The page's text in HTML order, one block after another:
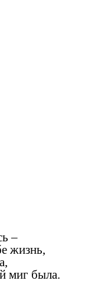
–
жизнь,
миг была.